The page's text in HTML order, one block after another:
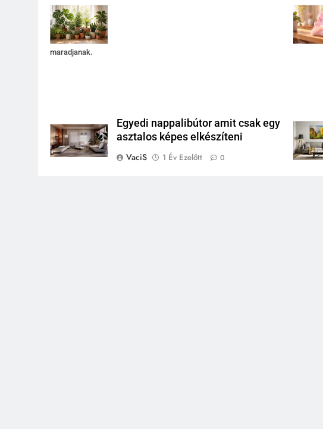
szobanövényeid
hosszú távon
egészségesek
maradjanak.
teremti
szeretet
otthonát.
Egyedi nappalibútor amit csak egy
asztalos képes elkészíteni
VaciS
1 Év Ezelőtt 0